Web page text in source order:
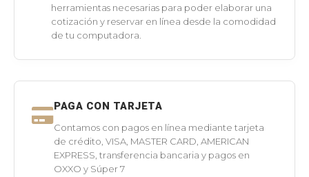
herramientas necesarias para poder elaborar una
cotización y reservar en línea desde la comodidad
de tu computadora.
PAGA CON TARJETA
Contamos con pagos en línea mediante tarjeta
de crédito, VISA, MASTER CARD, AMERICAN
EXPRESS, transferencia bancaria y pagos en
OXXO y Súper 7